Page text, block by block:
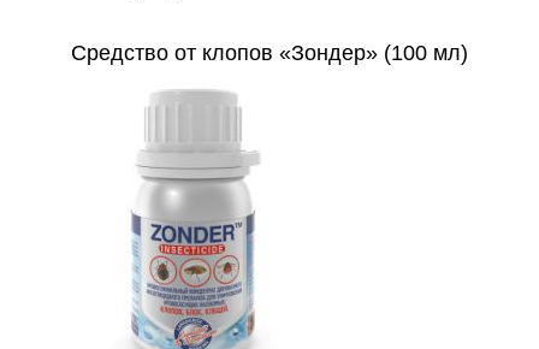
Средство от клопов «Зондер» (100 мл)